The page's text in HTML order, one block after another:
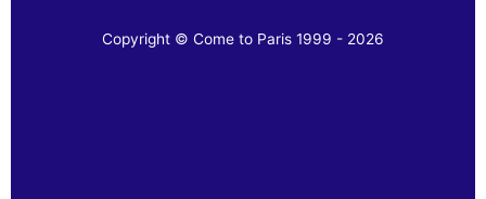
Copyright © Come to Paris 1999 - 2026